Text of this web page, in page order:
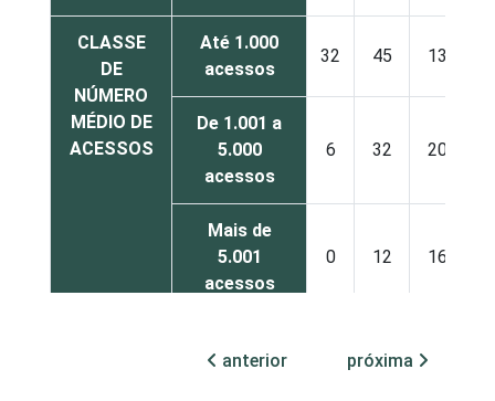
CLASSE
DE
NÚMERO
MÉDIO DE
ACESSOS
Até 1.000
acessos
32 45 13
De 1.001 a
5.000
acessos
6 32 20
Mais de
5.001
acessos
0 12 16
informação
37
anterior próxima